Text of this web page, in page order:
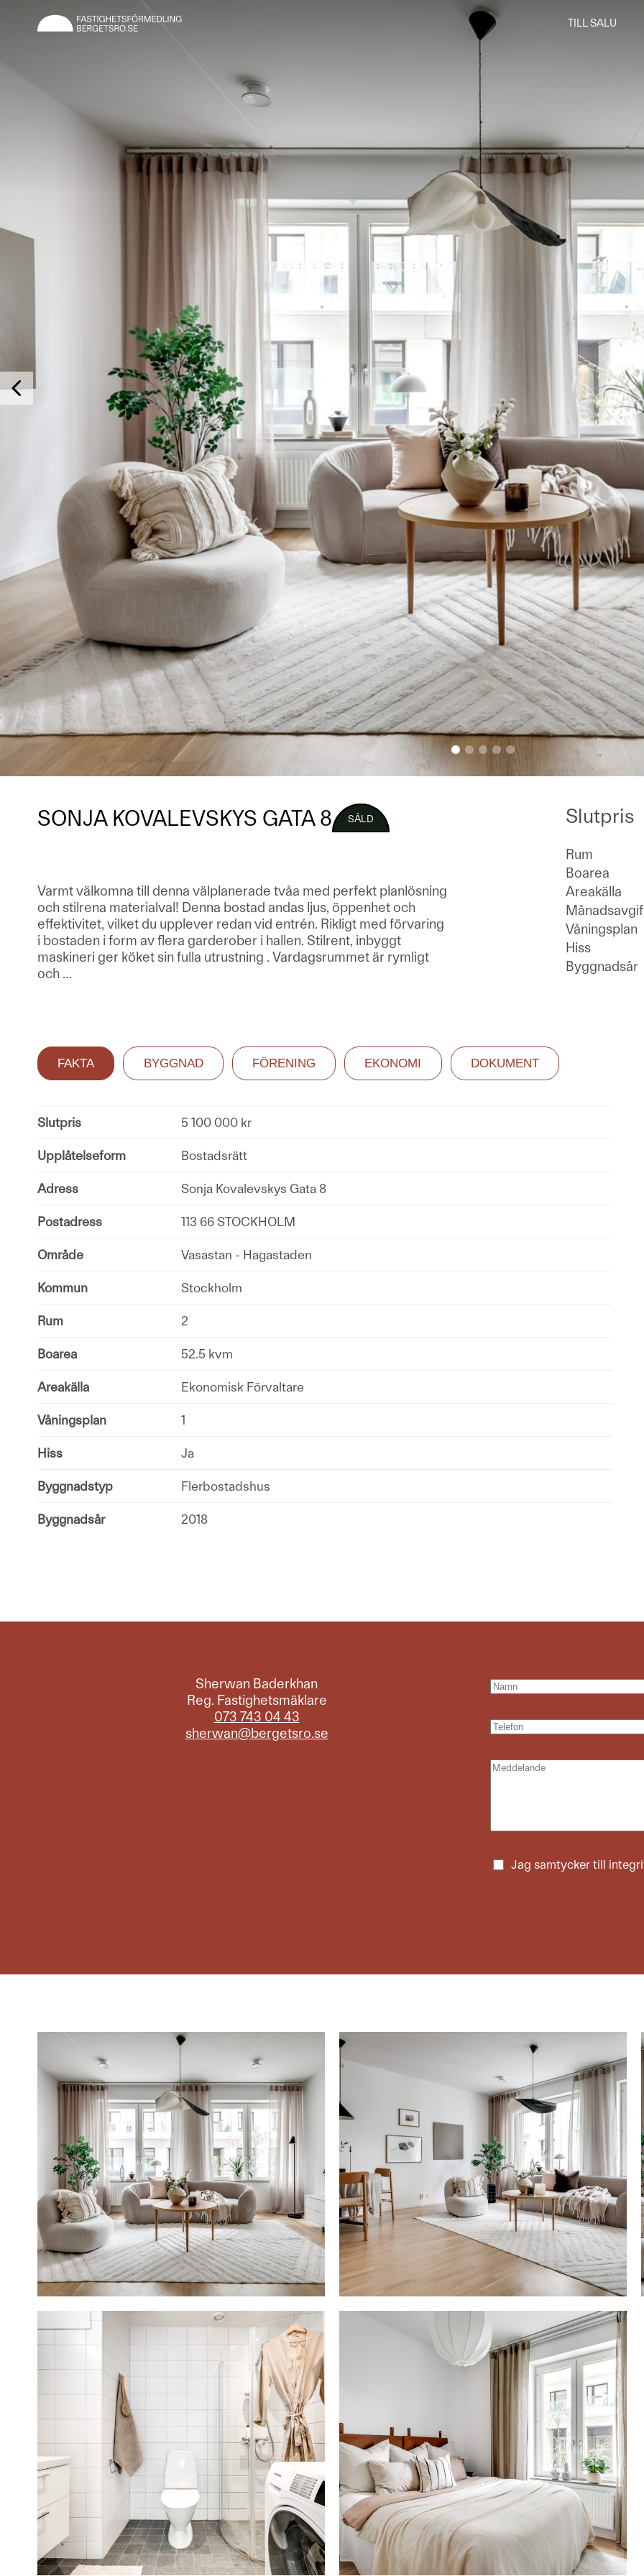
TILL SALU
SONJA KOVALEVSKYS GATA 8 SÅLD
Varmt välkomna till denna välplanerade tvåa med perfekt planlösning
och stilrena materialval! Denna bostad andas ljus, öppenhet och
effektivitet, vilket du upplever redan vid entrén. Rikligt med förvaring
i bostaden i form av flera garderober i hallen. Stilrent, inbyggt
maskineri ger köket sin fulla utrustning . Vardagsrummet är rymligt
och …
Slutpris
Rum
Boarea
Areakälla
Våningsplan
Hiss
Byggnadsår
FAKTA BYGGNAD FÖRENING EKONOMI DOKUMENT
Slutpris 5 100 000 kr
Upplåtelseform Bostadsrätt
Adress Sonja Kovalevskys Gata 8
Postadress 113 66 STOCKHOLM
Område Vasastan - Hagastaden
Kommun Stockholm
Rum 2
Boarea 52.5 kvm
Areakälla Ekonomisk Förvaltare
Våningsplan 1
Hiss Ja
Byggnadstyp Flerbostadshus
Byggnadsår 2018
Sherwan Baderkhan
Reg. Fastighetsmäklare
073 743 04 43
sherwan@bergetsro.se
Jag samtycker till